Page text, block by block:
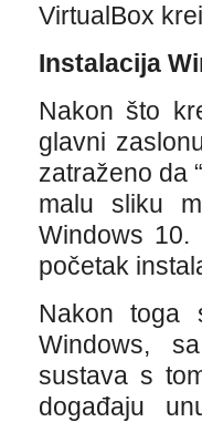
VirtualBox
Instalacija
Nakon što
glavni
zatraženo da
malu sliku
Windows 10.
početak
Nakon toga
Windows,
sustava s
događaju